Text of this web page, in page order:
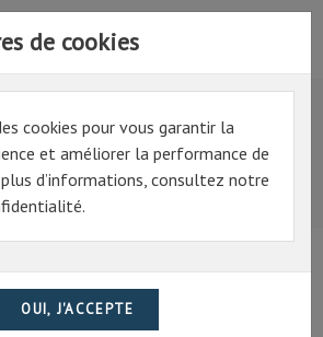
vous pour bénéficier de la remise de
Tarif particulier,
vous pour bénéficier de la
remise de 15%)
47
de cookies
cookies pour vous garantir la
et améliorer la performance de
d’informations, consultez notre